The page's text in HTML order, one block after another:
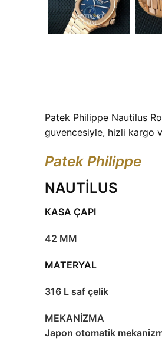
Patek Philippe Nautilus
guvencesiyle, hizli kargo
Patek Philippe
NAUTİLUS
KASA ÇAPI
42 MM
MATERYAL
316 L saf çelik
MEKANİZMA
Japon otomatik